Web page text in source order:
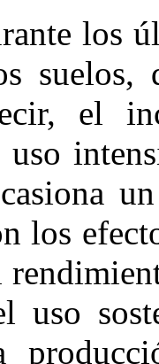
los
el
los
uso